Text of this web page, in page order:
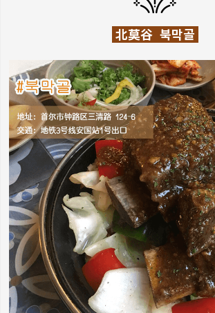
北莫谷 북막골